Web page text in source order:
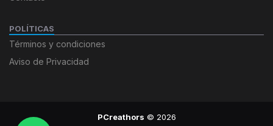
POLÍTICAS
Términos y condiciones
Aviso de Privacidad
PCreathors © 2026